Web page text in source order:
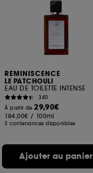
REMINISCENCE
LE PATCHOULI
EAU DE TOILETTE INTENSE
340
À partir de29,90€
184,00€ / 100ml
3 contenances disponibles
Ajouter au panier